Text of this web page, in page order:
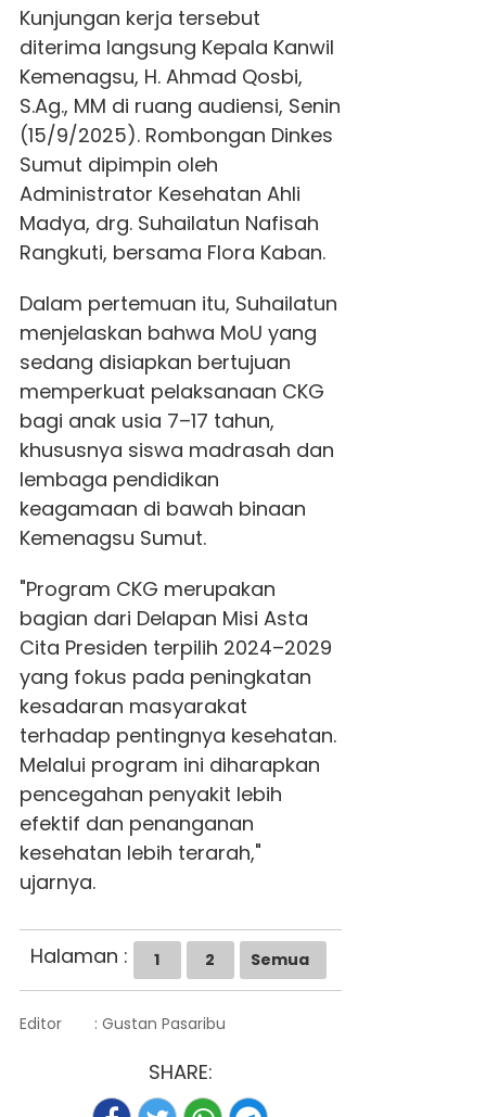
Kunjungan kerja tersebut
diterima langsung Kepala Kanwil
Kemenagsu, H. Ahmad Qosbi,
S.Ag., MM di ruang audiensi, Senin
(15/9/2025). Rombongan Dinkes
Sumut dipimpin oleh
Administrator Kesehatan Ahli
Madya, drg. Suhailatun Nafisah
Rangkuti, bersama Flora Kaban.
Dalam pertemuan itu, Suhailatun
menjelaskan bahwa MoU yang
sedang disiapkan bertujuan
memperkuat pelaksanaan CKG
bagi anak usia 7–17 tahun,
khususnya siswa madrasah dan
lembaga pendidikan
keagamaan di bawah binaan
Kemenagsu Sumut.
"Program CKG merupakan
bagian dari Delapan Misi Asta
Cita Presiden terpilih 2024–2029
yang fokus pada peningkatan
kesadaran masyarakat
terhadap pentingnya kesehatan.
Melalui program ini diharapkan
pencegahan penyakit lebih
efektif dan penanganan
kesehatan lebih terarah,"
ujarnya.
Halaman : 1 2 Semua
Editor : Gustan Pasaribu
SHARE: